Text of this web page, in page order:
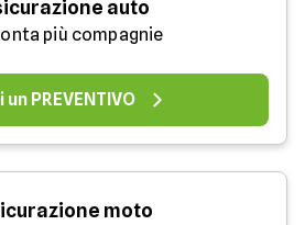
auto
più compagnie
un PREVENTIVO
moto